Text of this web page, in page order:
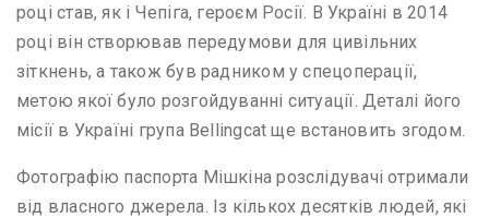
році став, як і Чепіга, героєм Росії. В Україні в 2014
році він створював передумови для цивільних
зіткнень, а також був радником у спецоперації,
метою якої було розгойдуванні ситуації. Деталі його
місії в Україні група Bellingcat ще встановить згодом.
Фотографію паспорта Мішкіна розслідувачі отримали
від власного джерела. Із кількох десятків людей, які